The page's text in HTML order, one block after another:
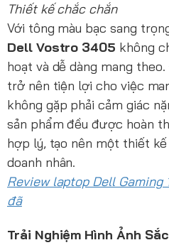
Thiết kế chắc chắn
Với tông màu bạc sang
Dell Vostro 3405 không
hoạt và dễ dàng mang
trở nên tiện lợi cho việc
không gặp phải cảm giác
sản phẩm đều được hoàn
hợp lý, tạo nên một thiết
doanh nhân.
Review laptop Dell
đã
Trải Nghiệm Hình Ảnh